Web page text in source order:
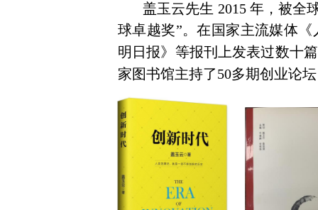
盖玉云先生 2015 年，被全
球卓越奖”。在国家主流媒体
明日报》等报刊上发表过数十
家图书馆主持了50多期创业论